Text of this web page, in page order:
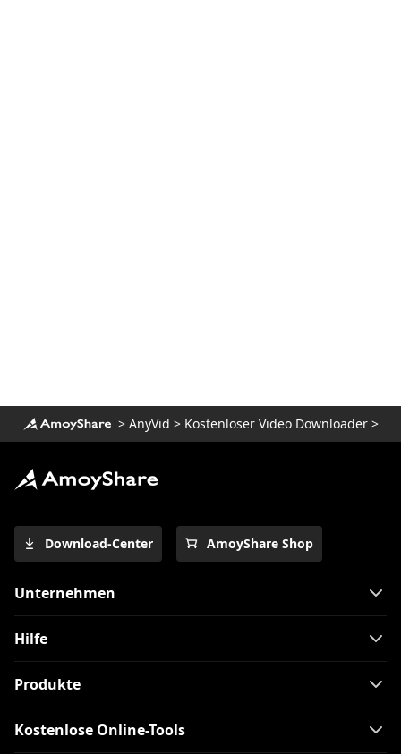
> AnyVid > Kostenloser Video Downloader>
Download-Center AmoyShare Shop
Unternehmen
Hilfe
Produkte
Kostenlose Online-Tools